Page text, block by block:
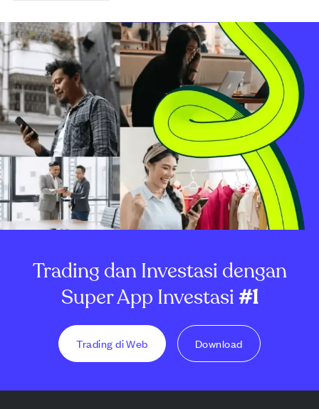
proyek pusat data AI. Penjualan meningkat di se...
Trading dan Investasi dengan
Super App Investasi#1
Trading di Web Download